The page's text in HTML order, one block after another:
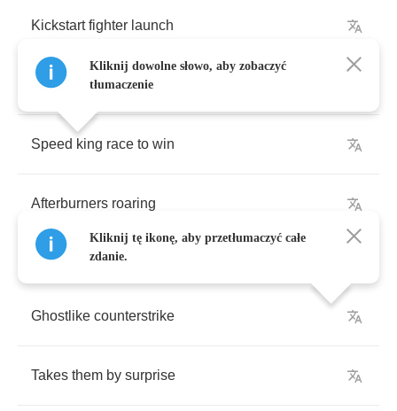
Kickstart fighter launch
Throttle set to full
Speed king race to win
Afterburners roaring
Ghostlike counterstrike
Takes them by surprise
Kliknij dowolne słowo, aby zobaczyć
tłumaczenie
Kliknij tę ikonę, aby przetłumaczyć całe
zdanie.